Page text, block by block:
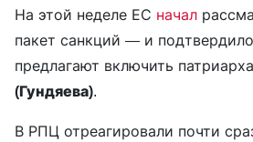
На этой неделе ЕС начал
пакет санкций — и
предлагают включить патриарха
(Гундяева).
В РПЦ отреагировали почти